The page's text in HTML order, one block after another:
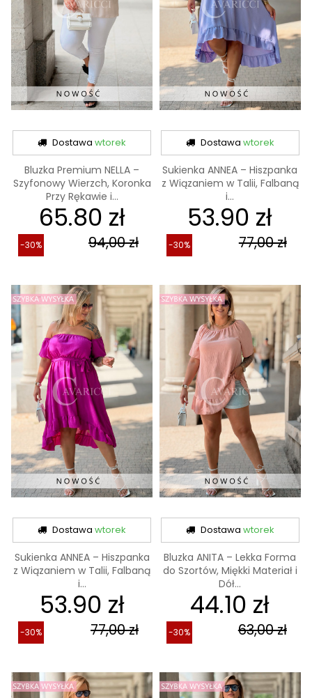
Dostawawtorek
Bluzka Premium NELLA –
Szyfonowy Wierzch, Koronka
Przy Rękawie i...
65.80 zł
94,00 zł
-30%
Dostawa wtorek
Sukienka ANNEA – Hiszpanka
z Wiązaniem w Talii, Falbaną
i...
53.90 zł
77,00 zł
-30%
Dostawawtorek
Sukienka ANNEA – Hiszpanka
z Wiązaniem w Talii, Falbaną
i...
53.90 zł
77,00 zł
-30%
Dostawa wtorek
Bluzka ANITA – Lekka Forma
do Szortów, Miękki Materiał i
Dół...
44.10 zł
63,00 zł
-30%